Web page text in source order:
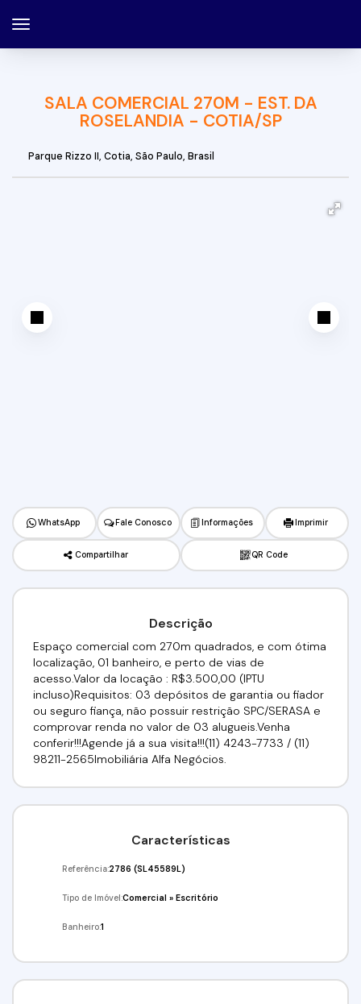
SALA COMERCIAL 270M - EST. DA
ROSELANDIA - COTIA/SP
Parque Rizzo II, Cotia, São Paulo, Brasil
WhatsApp Fale Conosco Informações Imprimir
Compartilhar QR Code
Descrição
Espaço comercial com 270m quadrados, e com ótima
localização, 01 banheiro, e perto de vias de
acesso.Valor da locação : R$3.500,00 (IPTU
incluso)Requisitos: 03 depósitos de garantia ou fiador
ou seguro fiança, não possuir restrição SPC/SERASA e
comprovar renda no valor de 03 alugueis.Venha
conferir!!!Agende já a sua visita!!!(11) 4243-7733 / (11)
98211-2565Imobiliária Alfa Negócios.
Características
Referência:2786 (SL45589L)
Tipo de Imóvel:Comercial »Escritório
Banheiro:1